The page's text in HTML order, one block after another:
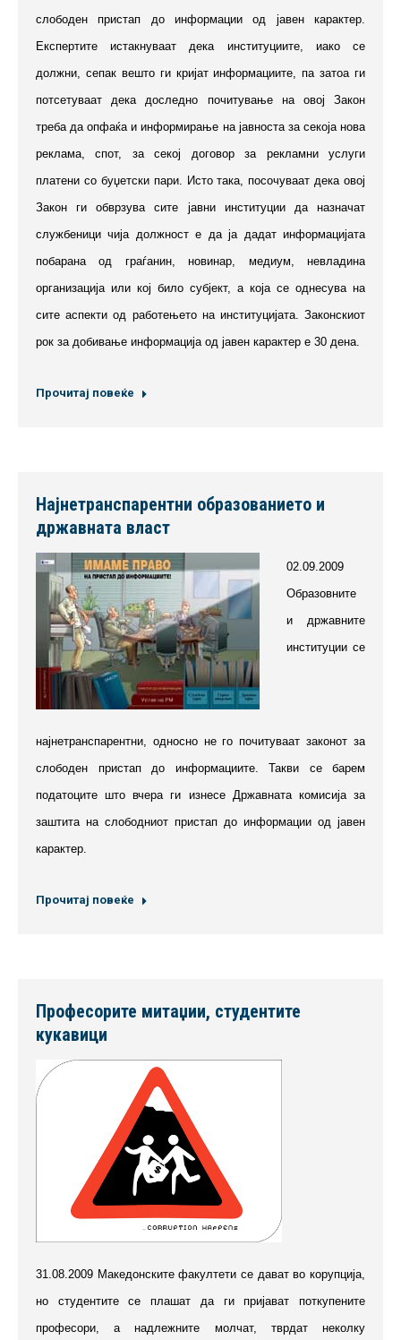
слободен пристап до информации од јавен карактер.
Експертите истакнуваат дека институциите, иако се
должни, сепак вешто ги кријат информациите, па затоа ги
потсетуваат дека доследно почитување на овој Закон
треба да опфаќа и информирање на јавноста за секоја нова
реклама, спот, за секој договор за рекламни услуги
платени со буџетски пари. Исто така, посочуваат дека овој
Закон ги обврзува сите јавни институции да назначат
службеници чија должност е да ја дадат информацијата
побарана од граѓанин, новинар, медиум, невладина
организација или кој било субјект, а која се однесува на
сите аспекти од работењето на институцијата. Законскиот
рок за добивање информација од јавен карактер е 30 дена.
Прочитај повеќе
Најнетранспарентни образованието и
државната власт
02.09.2009
Образовните
и државните
институции се
најнетранспарентни, односно не го почитуваат законот за
слободен пристап до информациите. Такви се барем
податоците што вчера ги изнесе Државната комисија за
заштита на слободниот пристап до информации од јавен
карактер.
Прочитај повеќе
Професорите митаџии, студентите
кукавици
31.08.2009 Македонските факултети се дават во корупција,
но студентите се плашат да ги пријават поткупените
професори, а надлежните молчат, тврдат неколку